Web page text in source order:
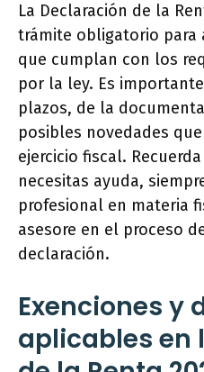
La Declaración de la
trámite obligatorio para
que cumplan con los
por la ley. Es
plazos, de la
posibles novedades
ejercicio fiscal.
necesitas ayuda,
profesional en materia
asesore en el proceso
declaración.
Exenciones y
aplicables en